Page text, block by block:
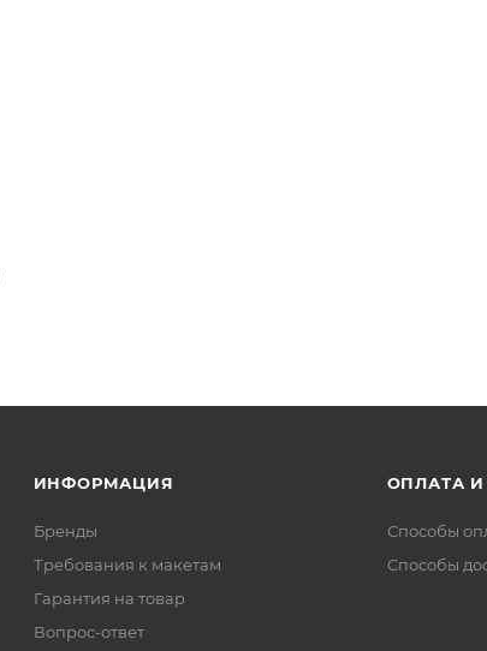
ИНФОРМАЦИЯ
Бренды
Требования к макетам
Гарантия на товар
Вопрос-ответ
ОПЛАТА
Способы
Способы